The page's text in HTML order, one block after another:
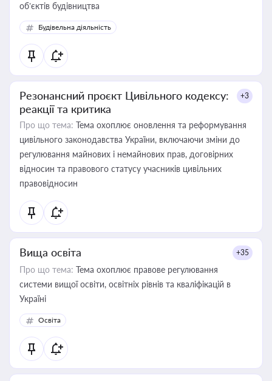
об’єктів будівництва
Будівельна діяльність
Резонансний проєкт Цивільного кодексу:
реакції та критика
+3
Про що тема: Тема охоплює оновлення та реформування
цивільного законодавства України, включаючи зміни до
регулювання майнових і немайнових прав, договірних
відносин та правового статусу учасників цивільних
правовідносин
Вища освіта +35
Про що тема: Тема охоплює правове регулювання
системи вищої освіти, освітніх рівнів та кваліфікацій в
Україні
Освіта